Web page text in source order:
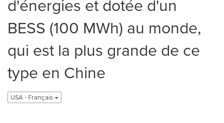
d'énergies et dotée d'un
BESS (100 MWh) au monde,
qui est la plus grande de ce
type en Chine
USA - Français